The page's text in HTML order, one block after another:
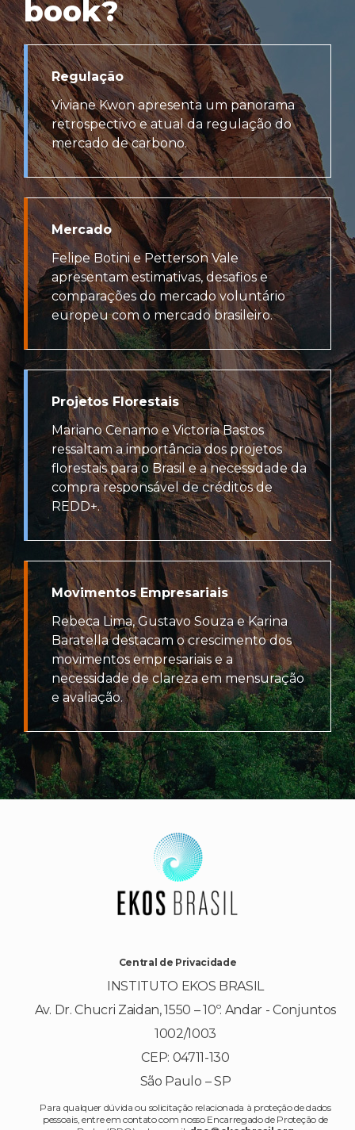
book?
Regulação
Viviane Kwon apresenta um panorama
retrospectivo e atual da regulação do
mercado de carbono.
Mercado
Felipe Botini e Petterson Vale
apresentam estimativas, desafios e
comparações do mercado voluntário
europeu com o mercado brasileiro.
Projetos Florestais
Mariano Cenamo e Victoria Bastos
ressaltam a importância dos projetos
florestais para o Brasil e a necessidade da
compra responsável de créditos de
REDD+.
Movimentos Empresariais
Rebeca Lima, Gustavo Souza e Karina
Baratella destacam o crescimento dos
movimentos empresariais e a
necessidade de clareza em mensuração
e avaliação.
Central de Privacidade
INSTITUTO EKOS BRASIL
Av. Dr. Chucri Zaidan, 1550 – 10º. Andar - Conjuntos
1002/1003
CEP: 04711-130
São Paulo – SP
Para qualquer dúvida ou solicitação relacionada à proteção de dados
pessoais, entre em contato com nosso Encarregado de Proteção de